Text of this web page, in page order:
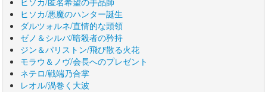
ヒソカ/悪魔のハンター誕生
ダルツォルネ/直情的な頭領
ゼノ＆シルバ/暗殺者の矜持
ジン＆パリストン/飛び散る火花
モラウ＆ノヴ/会長へのプレゼント
ネテロ/戦端乃合掌
レオル/渦巻く大波